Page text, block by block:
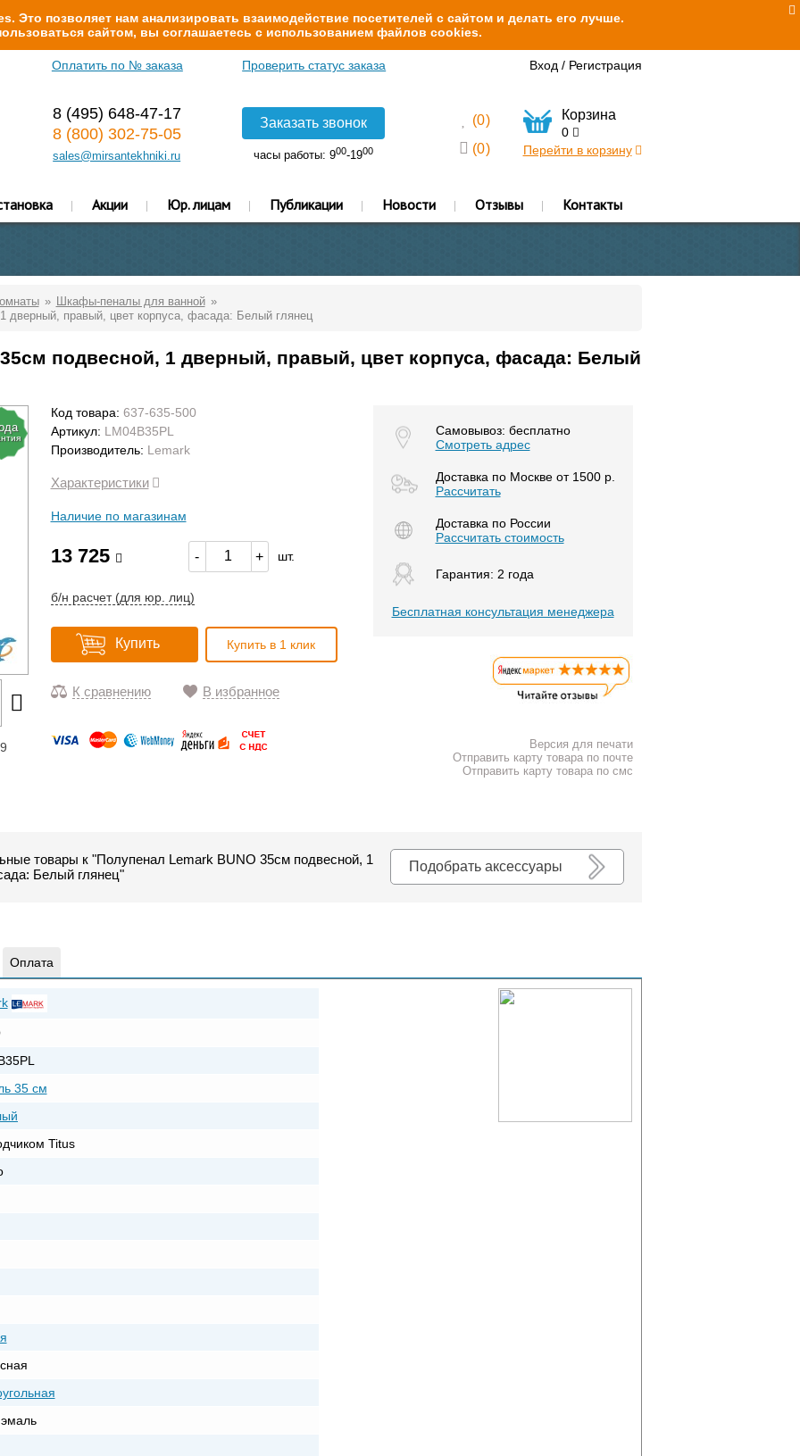
Это позволяет нам анализировать взаимодействие посетителей с сайтом и делать его лучше.
сайтом, вы соглашаетесь с использованием файлов cookies.
Оплатить по № заказа Проверить статус заказа Вход / Регистрация
8 (495) 648-47-17
8 (800) 302-75-05
sales@mirsantekhniki.ru
Заказать звонок
часы работы: 900-1900
(0)
(0)
Корзина
0
Перейти в корзину
Акции Юр. лицам Публикации Новости Отзывы Контакты
Шкафы-пеналы для ванной
дверный, правый, цвет корпуса, фасада: Белый глянец
подвесной, 1 дверный, правый, цвет корпуса, фасада: Белый
Код товара: 637-635-500
Артикул: LM04B35PL
Производитель: Lemark
Характеристики
Наличие по магазинам
13 725 - + шт.
б/н расчет (для юр. лиц)
Купить Купить в 1 клик
К сравнению В избранное
Самовывоз: бесплатно
Смотреть адрес
Доставка по Москве от 1500 р.
Расcчитать
Доставка по России
Рассчитать стоимость
Гарантия: 2 года
Бесплатная консультация менеджера
Версия для печати
Отправить карту товара по почте
Отправить карту товара по смс
Подобрать аксессуары
товары к "Полупенал Lemark BUNO 35см подвесной, 1
Белый глянец"
Оплата
35 см
Titus
, эмаль